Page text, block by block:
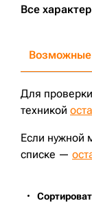
Все
Для
техникой
Если нужной
списке —